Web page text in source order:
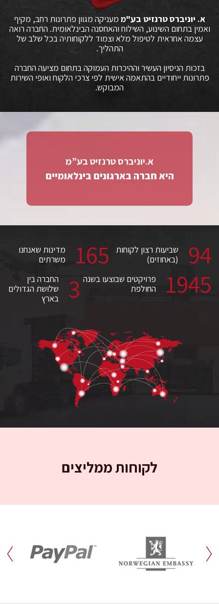
א. יוניברס טרנזיט בע"מ מעניקה מגוון פתרונות רחב, מקיף
ואמין בתחום השינוע, השילוח והאחסנה הבינלאומית. החברה רואה
עצמה אחראית לטיפול מלא וצמוד ללקוחותיה בכל שלב של
התהליך.
בזכות הניסיון העשיר וההיכרות העמוקה בתחום מציעה החברה
פתרונות ייחודיים בהתאמה אישית לפי צרכי הלקוח ואופי השירות
המבוקש.
א.יוניברס טרנזיט בע”מ
היא חברה בארגונים בינלאומיים
94
שביעות רצון לקוחות
(באחוזים)
165
מדינות שאנחנו
משרתים
1945
פרויקטים שבוצעו בשנה
החולפת
3
החברה בין
שלושת הגדולים
בארץ
לקוחות ממליצים